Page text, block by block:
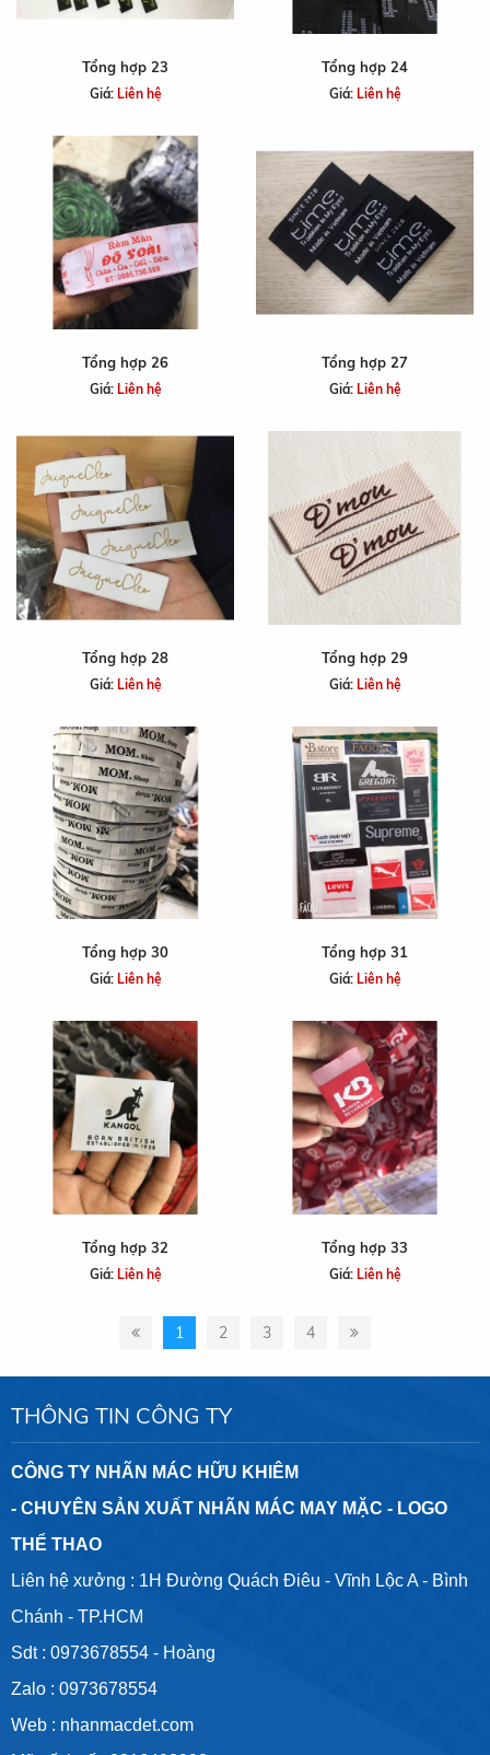
Tổng hợp 23
Giá: Liên hệ
Tổng hợp 24
Giá: Liên hệ
Tổng hợp 26
Giá: Liên hệ
Tổng hợp 27
Giá: Liên hệ
Tổng hợp 28
Giá: Liên hệ
Tổng hợp 29
Giá: Liên hệ
Tổng hợp 30
Giá: Liên hệ
Tổng hợp 31
Giá: Liên hệ
Tổng hợp 32
Giá: Liên hệ
Tổng hợp 33
Giá: Liên hệ
1 2 3 4
THÔNG TIN CÔNG TY
CÔNG TY NHÃN MÁC HỮU KHIÊM
- CHUYÊN SẢN XUẤT NHÃN MÁC MAY MẶC - LOGO
THỂ THAO
Liên hệ xưởng : 1H Đường Quách Điêu - Vĩnh Lộc A - Bình
Chánh - TP.HCM
Sdt : 0973678554 - Hoàng
Zalo : 0973678554
Web : nhanmacdet.com